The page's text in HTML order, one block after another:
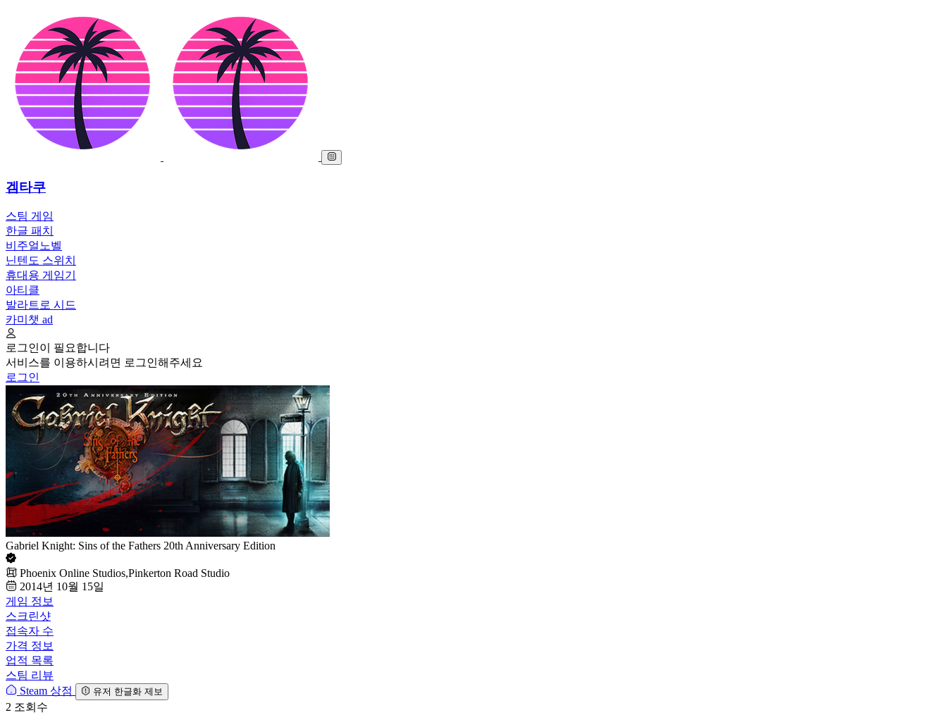
겜타쿠
스팀 게임
한글 패치
비주얼노벨
닌텐도 스위치
휴대용 게임기
아티클
발라트로 시드
카미챗 ad
로그인이 필요합니다
서비스를 이용하시려면 로그인해주세요
로그인
Gabriel Knight: Sins of the Fathers 20th Anniversary Edition
Phoenix Online Studios,Pinkerton Road Studio
2014년 10월 15일
게임 정보
스크린샷
접속자 수
가격 정보
업적 목록
스팀 리뷰
Steam 상점
유저 한글화 제보
2 조회수